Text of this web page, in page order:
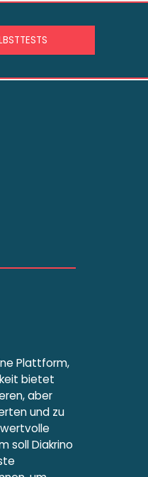
Plattform,
bietet
aber
und zu
soll Diakrino